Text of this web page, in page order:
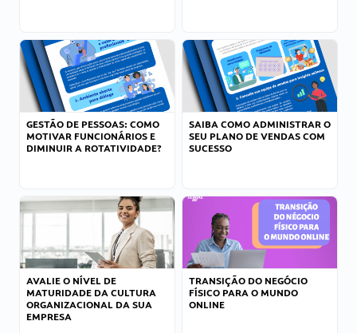
GESTÃO DE PESSOAS: COMO
MOTIVAR FUNCIONÁRIOS E
DIMINUIR A ROTATIVIDADE?
SAIBA COMO ADMINISTRAR O
SEU PLANO DE VENDAS COM
SUCESSO
AVALIE O NÍVEL DE
MATURIDADE DA CULTURA
ORGANIZACIONAL DA SUA
EMPRESA
TRANSIÇÃO DO NEGÓCIO
FÍSICO PARA O MUNDO
ONLINE